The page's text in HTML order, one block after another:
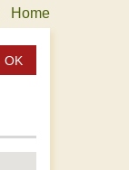
Home
OK